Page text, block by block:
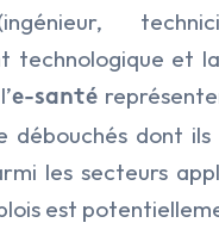
technologique et
e-santé
débouchés dont
les secteurs
est